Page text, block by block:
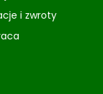
i zwroty